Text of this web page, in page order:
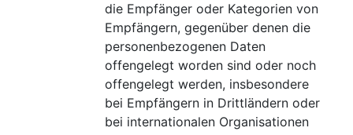
die Empfänger oder Kategorien von
Empfängern, gegenüber denen die
personenbezogenen Daten
offengelegt worden sind oder noch
offengelegt werden, insbesondere
bei Empfängern in Drittländern oder
bei internationalen Organisationen